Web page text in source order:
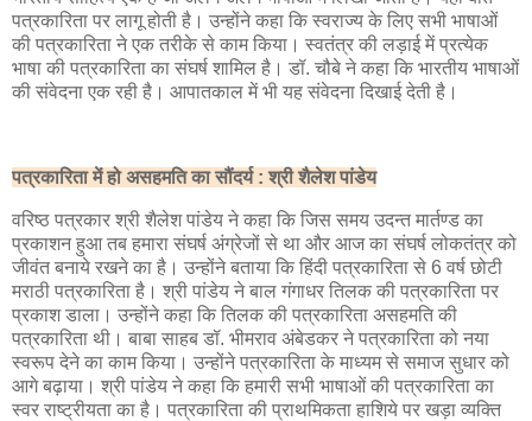
पत्रकारिता पर लागू होती है। उन्होंने कहा कि स्वराज्य के लिए सभी भाषाओं
की पत्रकारिता ने एक तरीके से काम किया। स्वतंत्र की लड़ाई में प्रत्येक
भाषा की पत्रकारिता का संघर्ष शामिल है। डॉ. चौबे ने कहा कि भारतीय भाषाओं
की संवेदना एक रही है। आपातकाल में भी यह संवेदना दिखाई देती है।
पत्रकारिता में हो असहमति का सौंदर्य : श्री शैलेश पांडेय
वरिष्ठ पत्रकार श्री शैलेश पांडेय ने कहा कि जिस समय उदन्त मार्तण्ड का
प्रकाशन हुआ तब हमारा संघर्ष अंग्रेजों से था और आज का संघर्ष लोकतंत्र को
जीवंत बनाये रखने का है। उन्होंने बताया कि हिंदी पत्रकारिता से 6 वर्ष छोटी
मराठी पत्रकारिता है। श्री पांडेय ने बाल गंगाधर तिलक की पत्रकारिता पर
प्रकाश डाला। उन्होंने कहा कि तिलक की पत्रकारिता असहमति की
पत्रकारिता थी। बाबा साहब डॉ. भीमराव अंबेडकर ने पत्रकारिता को नया
स्वरूप देने का काम किया। उन्होंने पत्रकारिता के माध्यम से समाज सुधार को
आगे बढ़ाया। श्री पांडेय ने कहा कि हमारी सभी भाषाओं की पत्रकारिता का
स्वर राष्ट्रीयता का है। पत्रकारिता की प्राथमिकता हाशिये पर खड़ा व्यक्ति